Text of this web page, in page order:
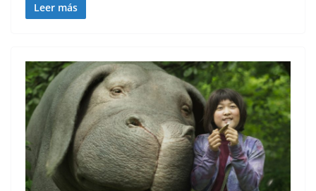
Leer más